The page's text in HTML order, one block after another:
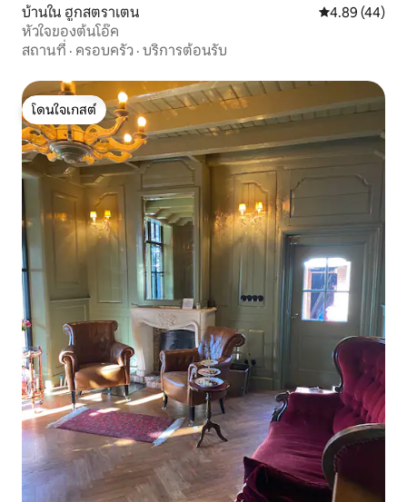
บ้านใน ฮูกสตราเตน คะแนนเฉลี่ย
4.89 (44)
หัวใจของต้นโอ๊ค
สถานที่ · ครอบครัว · บริการต้อนรับ
โดนใจเกสต์
โดนใจเกสต์